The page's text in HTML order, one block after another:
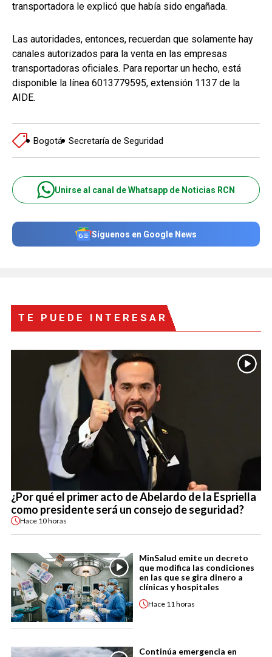
transportadora le explicó que había sido engañada.
Las autoridades, entonces, recuerdan que solamente hay
canales autorizados para la venta en las empresas
transportadoras oficiales. Para reportar un hecho, está
disponible la línea 6013779595, extensión 1137 de la
AIDE.
Bogotá Secretaría de Seguridad
Unirse al canal de Whatsapp de Noticias RCN
Síguenos en Google News
TE PUEDE INTERESAR
¿Por qué el primer acto de Abelardo de la Espriella
como presidente será un consejo de seguridad?
Hace 10 horas
MinSalud emite un decreto
que modifica las condiciones
en las que se gira dinero a
clínicas y hospitales
Hace 11 horas
Continúa emergencia en